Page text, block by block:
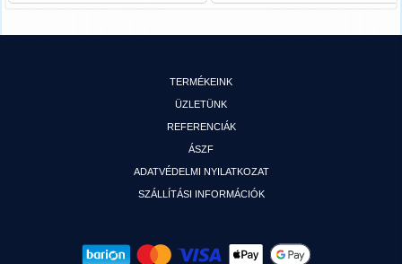
TERMÉKEINK
ÜZLETÜNK
REFERENCIÁK
ÁSZF
ADATVÉDELMI NYILATKOZAT
SZÁLLÍTÁSI INFORMÁCIÓK